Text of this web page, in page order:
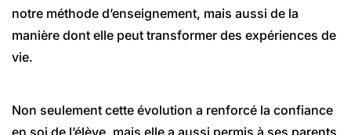
notre méthode d’enseignement, mais aussi de la
manière dont elle peut transformer des expériences de
vie.
Non seulement cette évolution a renforcé la confiance
en soi de l’élève, mais elle a aussi permis à ses parents